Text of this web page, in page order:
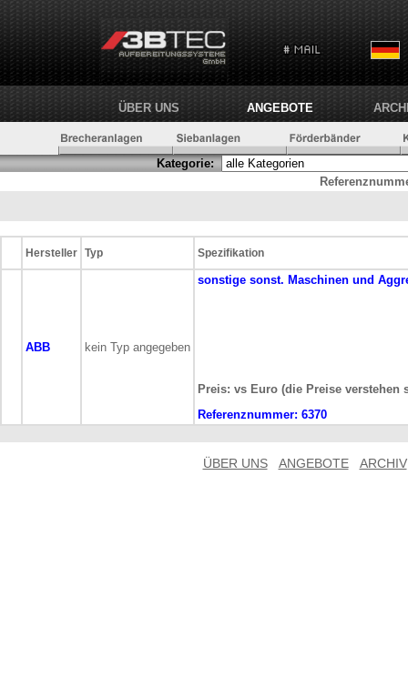
ÜBER UNS ANGEBOTE
Kategorie:
Hersteller Typ Spezifikation
ABB kein Typ angegeben
sonstige sonst. Maschinen und
Preis: vs Euro (die Preise
Referenznummer: 6370
ÜBER UNS ANGEBOTE ARCHIV